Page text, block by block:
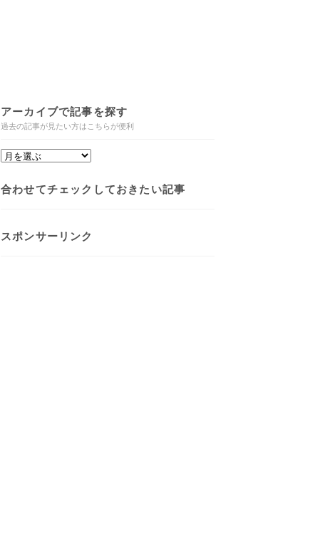
アーカイブで記事を探す
過去の記事が見たい方はこちらが便利
合わせてチェックしておきたい記事
スポンサーリンク